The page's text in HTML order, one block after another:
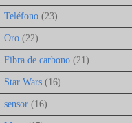
Teléfono (23)
Oro (22)
Fibra de carbono (21)
Star Wars (16)
sensor (16)